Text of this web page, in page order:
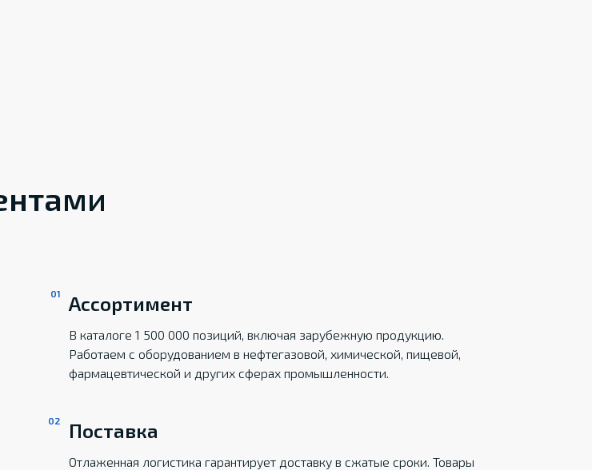
Ассортимент
В каталоге 1 500 000 позиций, включая зарубежную продукцию.
Работаем с оборудованием в нефтегазовой, химической, пищевой,
фармацевтической и других сферах промышленности.
Поставка
Отлаженная логистика гарантирует доставку в сжатые сроки. Товары